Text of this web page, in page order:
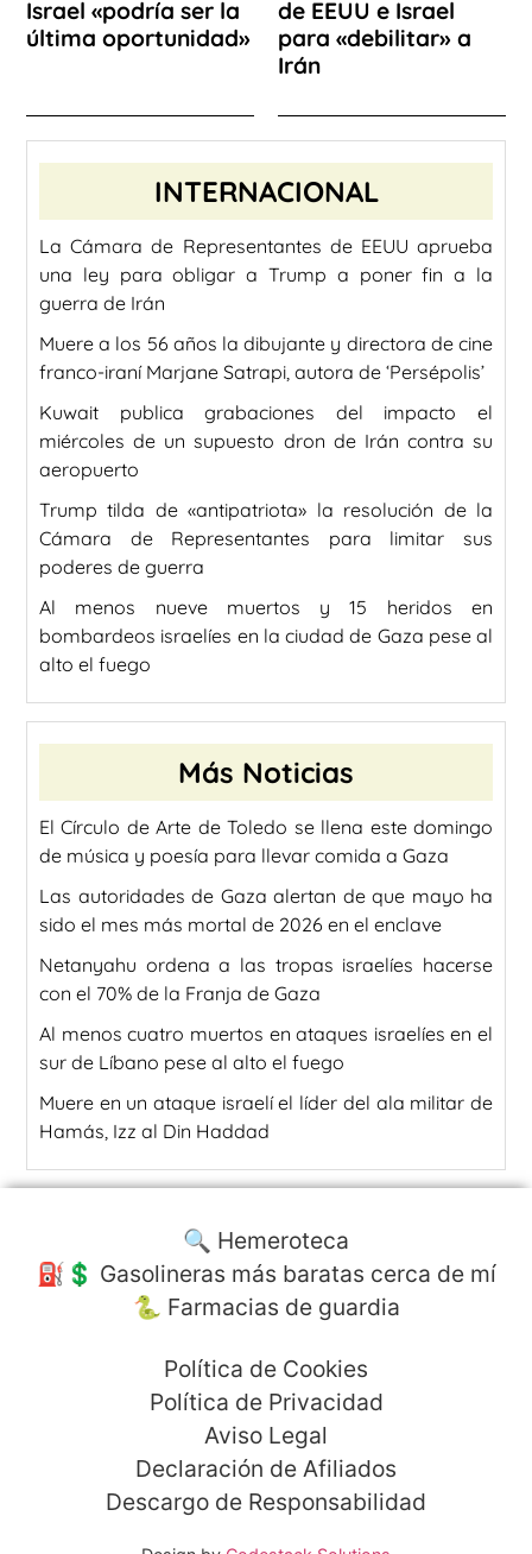
Israel «podría ser la
última oportunidad»
de EEUU e Israel
para «debilitar» a
Irán
INTERNACIONAL
La Cámara de Representantes de EEUU aprueba
una ley para obligar a Trump a poner fin a la
guerra de Irán
Muere a los 56 años la dibujante y directora de cine
franco-iraní Marjane Satrapi, autora de ‘Persépolis’
Kuwait publica grabaciones del impacto el
miércoles de un supuesto dron de Irán contra su
aeropuerto
Trump tilda de «antipatriota» la resolución de la
Cámara de Representantes para limitar sus
poderes de guerra
Al menos nueve muertos y 15 heridos en
bombardeos israelíes en la ciudad de Gaza pese al
alto el fuego
Más Noticias
El Círculo de Arte de Toledo se llena este domingo
de música y poesía para llevar comida a Gaza
Las autoridades de Gaza alertan de que mayo ha
sido el mes más mortal de 2026 en el enclave
Netanyahu ordena a las tropas israelíes hacerse
con el 70% de la Franja de Gaza
Al menos cuatro muertos en ataques israelíes en el
sur de Líbano pese al alto el fuego
Muere en un ataque israelí el líder del ala militar de
Hamás, Izz al Din Haddad
🔍 Hemeroteca
⛽️💲 Gasolineras más baratas cerca de mí
🐍 Farmacias de guardia
Política de Cookies
Política de Privacidad
Aviso Legal
Declaración de Afiliados
Descargo de Responsabilidad